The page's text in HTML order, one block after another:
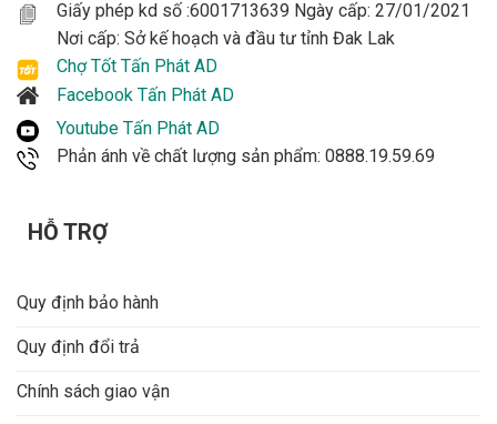
Giấy phép kd số :6001713639 Ngày cấp: 27/01/2021
Nơi cấp: Sở kế hoạch và đầu tư tỉnh Đak Lak
Chợ Tốt Tấn Phát AD
Facebook Tấn Phát AD
Youtube Tấn Phát AD
Phản ánh về chất lượng sản phẩm: 0888.19.59.69
HỖ TRỢ
Quy định bảo hành
Quy định đổi trả
Chính sách giao vận